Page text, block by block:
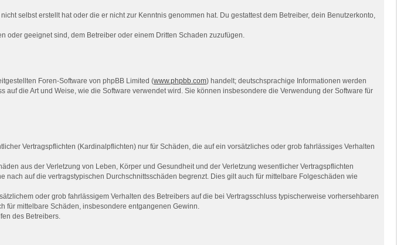
selbst erstellt hat oder die er nicht zur Kenntnis genommen hat. Du gestattest dem Betreiber, dein Benutzerkonto,
oder geeignet sind, dem Betreiber oder einem Dritten Schaden zuzufügen.
Foren-Software von phpBB Limited (www.phpbb.com) handelt; deutschsprachige Informationen werden
auf die Art und Weise, wie die Software verwendet wird. Sie können insbesondere die Verwendung der Software für
Vertragspflichten (Kardinalpflichten) nur für Schäden, die auf ein vorsätzliches oder grob fahrlässiges Verhalten
aus der Verletzung von Leben, Körper und Gesundheit und der Verletzung wesentlicher Vertragspflichten
auf die vertragstypischen Durchschnittsschäden begrenzt. Dies gilt auch für mittelbare Folgeschäden wie
oder grob fahrlässigem Verhalten des Betreibers auf die bei Vertragsschluss typischerweise vorhersehbaren
für mittelbare Schäden, insbesondere entgangenen Gewinn.
des Betreibers.